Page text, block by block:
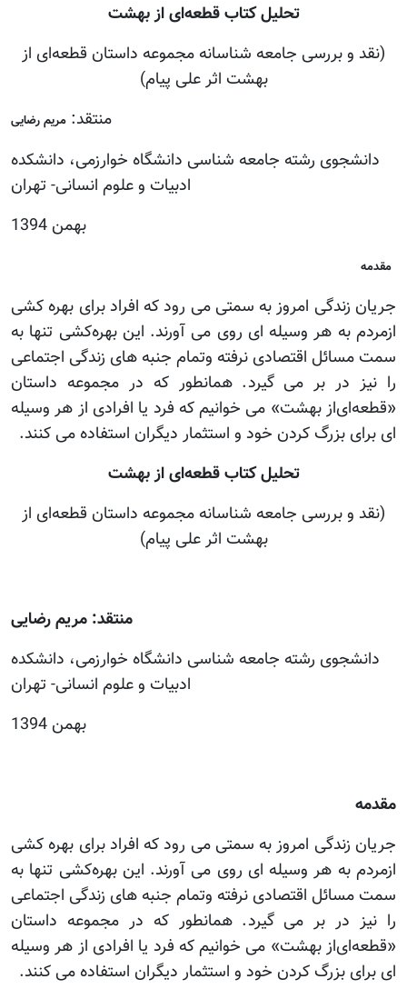
تحلیل کتاب قطعه‌ای از بهشت
(نقد و بررسی جامعه شناسانه مجموعه داستان قطعه‌ای از
بهشت اثر علی پیام)
منتقد: مریم رضایی
دانشجوی رشته جامعه شناسی دانشگاه خوارزمی، دانشکده
ادبیات و علوم انسانی- تهران
بهمن 1394
مقدمه
جریان زندگی امروز به سمتی می رود که افراد برای بهره کشی
ازمردم به هر وسیله ای روی می آورند. این بهره‌کشی تنها به
سمت مسائل اقتصادی نرفته وتمام جنبه های زندگی اجتماعی
را نیز در بر می گیرد. همانطور که در مجموعه داستان
«قطعه‌ای‌از بهشت» می خوانیم که فرد یا افرادی از هر وسیله
ای برای بزرگ کردن خود و استثمار دیگران استفاده می کنند.
تحلیل کتاب قطعه‌ای از بهشت
(نقد و بررسی جامعه شناسانه مجموعه داستان قطعه‌ای از
بهشت اثر علی پیام)
منتقد: مریم رضایی
دانشجوی رشته جامعه شناسی دانشگاه خوارزمی، دانشکده
ادبیات و علوم انسانی- تهران
بهمن 1394
مقدمه
جریان زندگی امروز به سمتی می رود که افراد برای بهره کشی
ازمردم به هر وسیله ای روی می آورند. این بهره‌کشی تنها به
سمت مسائل اقتصادی نرفته وتمام جنبه های زندگی اجتماعی
را نیز در بر می گیرد. همانطور که در مجموعه داستان
«قطعه‌ای‌از بهشت» می خوانیم که فرد یا افرادی از هر وسیله
ای برای بزرگ کردن خود و استثمار دیگران استفاده می کنند.